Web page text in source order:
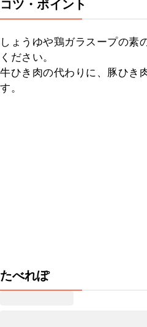
コツ・ポイント
しょうゆや鶏ガラスープの素
ください。
牛ひき肉の代わりに、豚ひき
す。
たべれぽ